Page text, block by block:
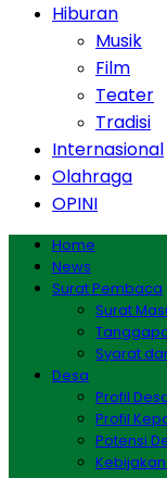
Hiburan
Musik
Film
Teater
Tradisi
Internasional
Olahraga
OPINI
Home
News
Surat Pembaca
Surat
Syarat
Desa
Profil
Profil
Potensi